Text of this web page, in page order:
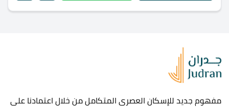
مفهوم جديد للإسكان العصرى المتكامل من خلال اعتمادنا على